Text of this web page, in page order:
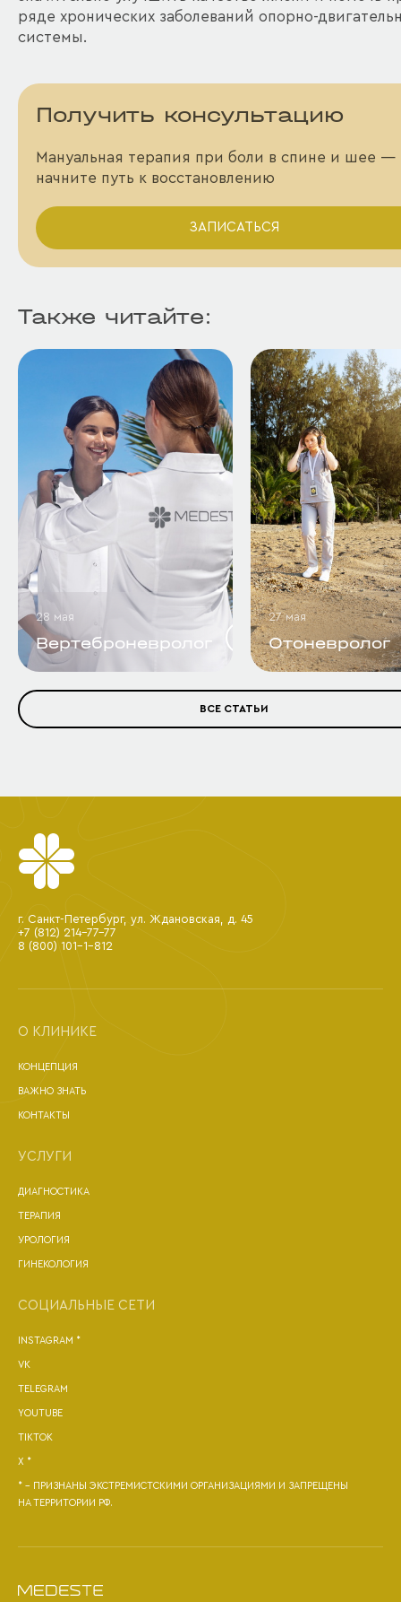
ряде хронических заболеваний опорно-
системы.
Получить консультацию
Мануальная терапия при боли в спине и шее —
начните путь к восстановлению
ЗАПИСАТЬСЯ
Также читайте:
28 мая
Вертеброневролог
27 мая
Отоневролог
ВСЕ СТАТЬИ
г. Санкт-Петербург, ул. Ждановская, д. 45
+7 (812) 214-77-77
8 (800) 101-1-812
О КЛИНИКЕ
КОНЦЕПЦИЯ
ВАЖНО ЗНАТЬ
КОНТАКТЫ
УСЛУГИ
ДИАГНОСТИКА
ТЕРАПИЯ
УРОЛОГИЯ
ГИНЕКОЛОГИЯ
СОЦИАЛЬНЫЕ СЕТИ
INSTAGRAM *
VK
TELEGRAM
YOUTUBE
TIKTOK
X *
* - ПРИЗНАНЫ ЭКСТРЕМИСТСКИМИ ОРГАНИЗАЦИЯМИ И ЗАПРЕЩЕНЫ
НА ТЕРРИТОРИИ РФ.